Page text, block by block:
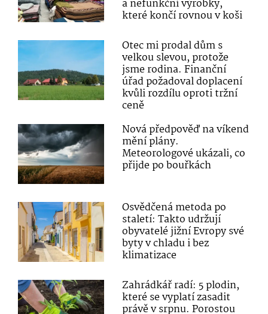
a nefunkční výrobky,
které končí rovnou v koši
Otec mi prodal dům s
velkou slevou, protože
jsme rodina. Finanční
úřad požadoval doplacení
kvůli rozdílu oproti tržní
ceně
Nová předpověď na víkend
mění plány.
Meteorologové ukázali, co
přijde po bouřkách
Osvědčená metoda po
staletí: Takto udržují
obyvatelé jižní Evropy své
byty v chladu i bez
klimatizace
Zahrádkář radí: 5 plodin,
které se vyplatí zasadit
právě v srpnu. Porostou